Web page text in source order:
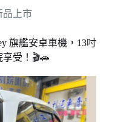
品上市
旗艦安卓車機，13吋
受！🎬🚗